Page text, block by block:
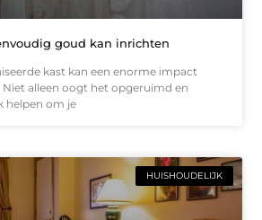
goud kan inrichten
kast kan een enorme impact
Niet alleen oogt het opgeruimd en
helpen om je
HUISHOUDELIJK